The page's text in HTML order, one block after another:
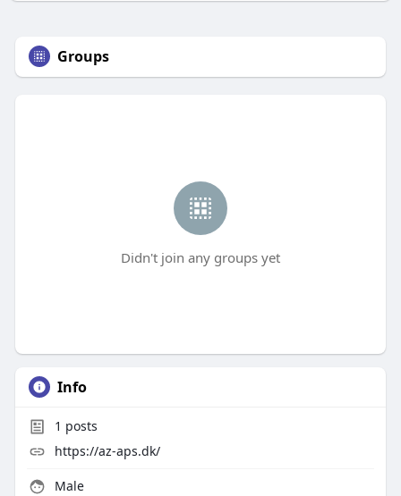
Groups
Didn't join any groups yet
Info
1 posts
https://az-aps.dk/
Male